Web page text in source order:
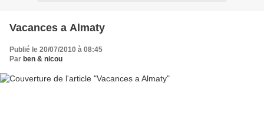
Vacances a Almaty
Publié le 20/07/2010 à 08:45
Par ben & nicou